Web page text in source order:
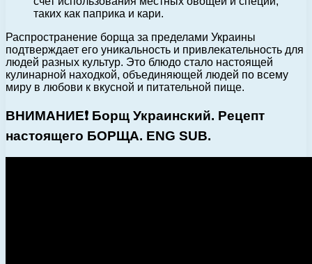
таких как паприка и кари.
Распространение борща за пределами Украины
подтверждает его уникальность и привлекательность для
людей разных культур. Это блюдо стало настоящей
кулинарной находкой, объединяющей людей по всему
миру в любови к вкусной и питательной пище.
ВНИМАНИЕ❗ Борщ Украинский. Рецепт
настоящего БОРЩА. ENG SUB.